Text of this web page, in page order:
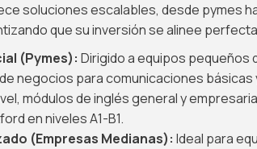
soluciones escalables, desde pymes
que su inversión se alinee
(Pymes): Dirigido a equipos pequeños
negocios para comunicaciones básicas
módulos de inglés general y
en niveles A1-B1.
(Empresas Medianas): Ideal para